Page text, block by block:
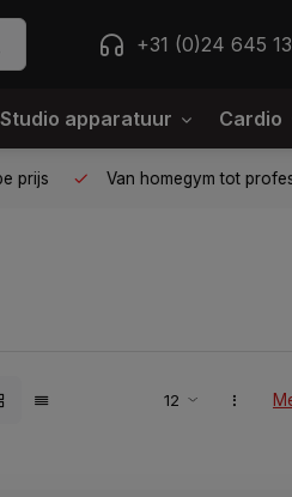
+31 (0)24 645
Studio apparatuur Cardio
prijs Van homegym tot